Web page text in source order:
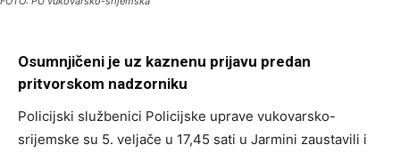
Osumnjičeni je uz kaznenu prijavu predan
pritvorskom nadzorniku
Policijski službenici Policijske uprave vukovarsko-
srijemske su 5. veljače u 17,45 sati u Jarmini zaustavili i